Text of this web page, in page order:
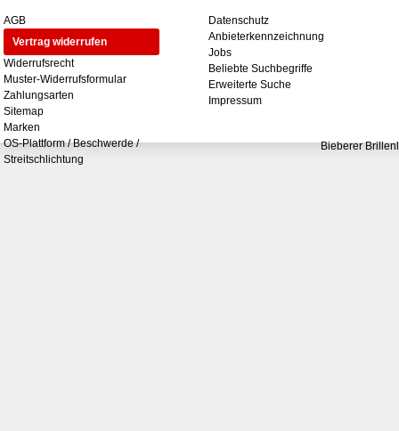
AGB
Vertrag widerrufen
Widerrufsrecht
Muster-Widerrufsformular
Zahlungsarten
Sitemap
Marken
OS-Plattform / Beschwerde /
Streitschlichtung
Datenschutz
Anbieterkennzeichnung
Jobs
Beliebte Suchbegriffe
Erweiterte Suche
Impressum
Bieberer